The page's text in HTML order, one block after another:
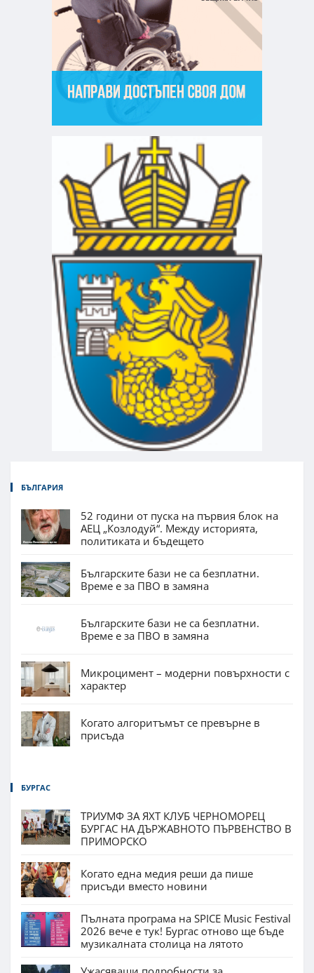
БЪЛГАРИЯ
52 години от пуска на първия блок на
АЕЦ „Козлодуй“. Между историята,
политиката и бъдещето
Българските бази не са безплатни.
Време е за ПВО в замяна
Българските бази не са безплатни.
Време е за ПВО в замяна
Микроцимент – модерни повърхности с
характер
Когато алгоритъмът се превърне в
присъда
БУРГАС
ТРИУМФ ЗА ЯХТ КЛУБ ЧЕРНОМОРЕЦ
БУРГАС НА ДЪРЖАВНОТО ПЪРВЕНСТВО В
ПРИМОРСКО
Когато една медия реши да пише
присъди вместо новини
Пълната програма на SPICE Music Festival
2026 вече е тук! Бургас отново ще бъде
музикалната столица на лятото